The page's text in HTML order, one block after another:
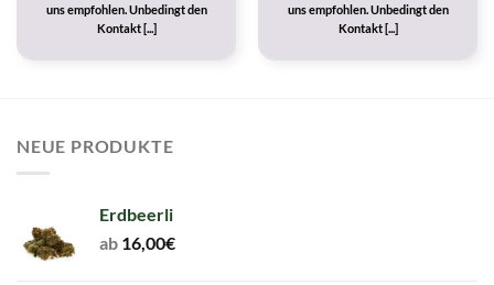
uns empfohlen. Unbedingt den
Kontakt [...]
uns empfohlen. Unbedingt den
Kontakt [...]
NEUE PRODUKTE
Erdbeerli
ab 16,00€